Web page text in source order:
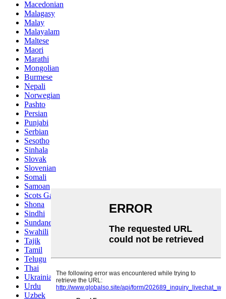
Macedonian
Malagasy
Malay
Malayalam
Maltese
Maori
Marathi
Mongolian
Burmese
Nepali
Norwegian
Pashto
Persian
Punjabi
Serbian
Sesotho
Sinhala
Slovak
Slovenian
Somali
Samoan
Scots Gaelic
Shona
Sindhi
Sundanese
Swahili
Tajik
Tamil
Telugu
Thai
Ukrainian
Urdu
Uzbek